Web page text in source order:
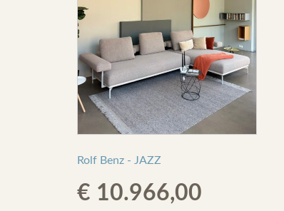
Rolf Benz - JAZZ
€ 10.966,00